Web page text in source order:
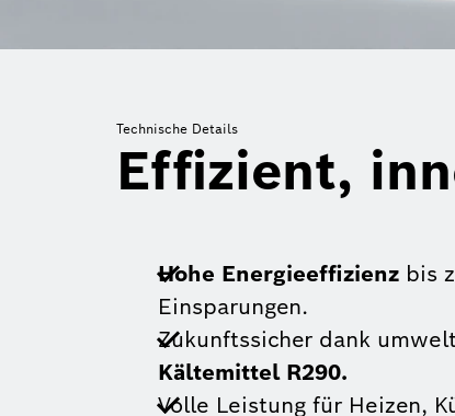
Technische Details
Effizient,
Hohe Energieeffizienz bis
Einsparungen.
Zukunftssicher dank
Kältemittel R290.
Volle Leistung für Heizen,